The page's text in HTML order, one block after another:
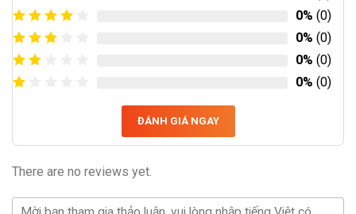
0% (0)
0% (0)
0% (0)
0% (0)
ĐÁNH GIÁ NGAY
There are no reviews yet.